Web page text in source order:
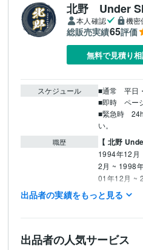
北野 Under
本人確認 機密
総販売実績65評価
無料で見積り
スケジュール
■通常　平日
■即時　ペー
■緊急時　
い。
職歴 【 北野
1994年12月
2月 ~ 1998
01年12月 ~
月
件の情報入
出品者の実績をもっと見る
出品者の人気サービス